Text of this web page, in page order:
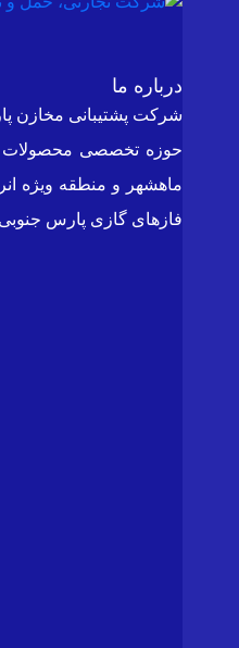
درباره ما
ماهشهر و منطقه ویژه
فازهای گازی پارس جنوبی